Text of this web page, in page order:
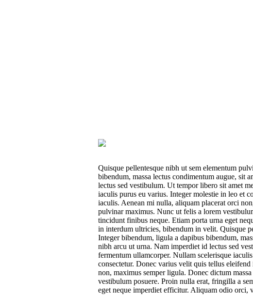
Quisque pellentesque nibh ut sem elementum
bibendum, massa lectus condimentum augue, sit
lectus sed vestibulum. Ut tempor libero sit amet
iaculis purus eu varius. Integer molestie in leo et
iaculis. Aenean mi nulla, aliquam placerat orci
pulvinar maximus. Nunc ut felis a lorem
tincidunt finibus neque. Etiam porta urna eget
in interdum ultricies, bibendum in velit. Quisque
Integer bibendum, ligula a dapibus bibendum,
nibh arcu ut urna. Nam imperdiet id lectus sed
fermentum ullamcorper. Nullam scelerisque
consectetur. Donec varius velit quis tellus
non, maximus semper ligula. Donec dictum
vestibulum posuere. Proin nulla erat, fringilla a
eget neque imperdiet efficitur. Aliquam odio